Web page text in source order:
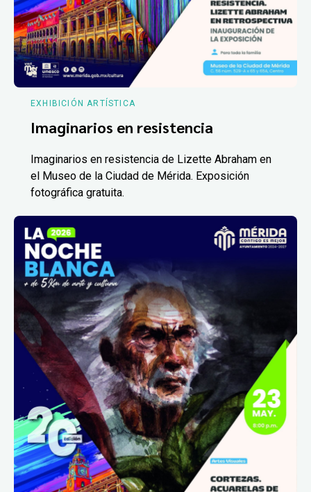
EXHIBICIÓN ARTÍSTICA
Imaginarios en resistencia
Imaginarios en resistencia de Lizette Abraham en
el Museo de la Ciudad de Mérida. Exposición
fotográfica gratuita.